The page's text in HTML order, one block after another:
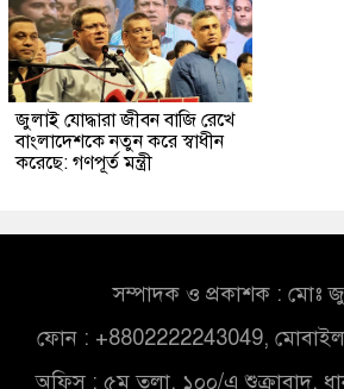
জুলাই যোদ্ধারা জীবন বাজি রেখে
বাংলাদেশকে নতুন করে স্বাধীন
করেছে: গণপূর্ত মন্ত্রী
সম্পাদক ও প্রকাশক : মোঃ
ফোন : +8802222243049,
অফিস : ৫ম তলা, ১০০/এ শুক্রাবাদ,